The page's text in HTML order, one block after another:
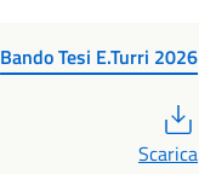
Bando Tesi E.Turri 2026
Scarica